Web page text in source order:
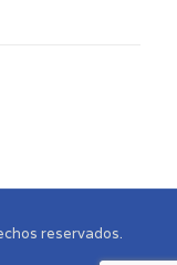
reservados.